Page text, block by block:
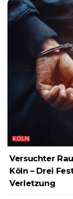
KÖLN
Versuchter
Köln – Drei
Verletzung